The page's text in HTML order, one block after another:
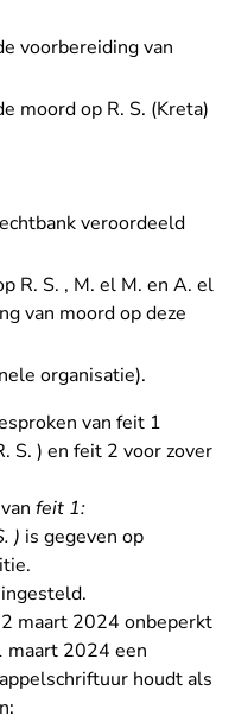
voorbereiding van
moord op R. S. (Kreta)
veroordeeld
R. S. , M. el M. en A. el
van moord op deze
organisatie).
van feit 1
S. ) en feit 2 voor zover
feit 1:
) is gegeven op
maart 2024 onbeperkt
maart 2024 een
houdt als